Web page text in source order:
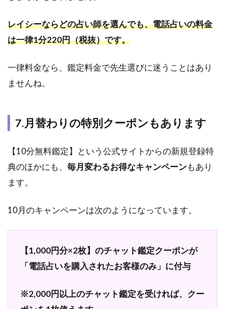
レイシーならどの占い師を選んでも、電話占いの料金
は一律1分220円（税抜）です。
一律料金なら、鑑定料金で先生選びに迷うことはあり
ませんね。
7.月替わりの特別クーポンもあります
【10分無料鑑定】という公式サイトからの新規登録特
典のほかにも、 毎月変わるお得なキャンペーンもあり
ます。
10月のキャンペーンは次のようになっています。
【1,000円分×2枚】のチャット鑑定クーポンが
「電話占いを購入されたお客様のみ」に付与
※2,000円以上のチャット鑑定を受ければ、クー